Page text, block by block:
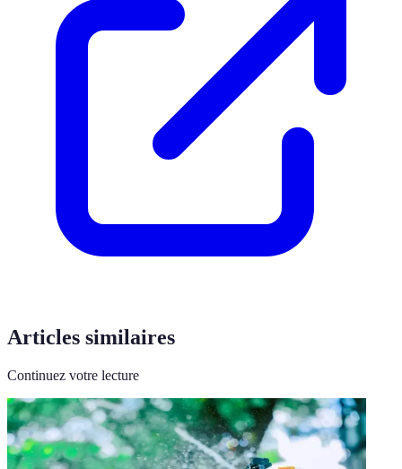
Articles similaires
Continuez votre lecture